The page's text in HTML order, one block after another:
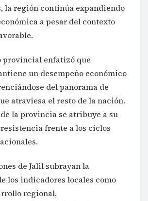
la región continúa expandiendo
a pesar del contexto
provincial enfatizó que
un desempeño económico
del panorama de
atraviesa el resto de la nación.
la provincia se atribuye a su
frente a los ciclos
de Jalil subrayan la
los indicadores locales como
regional,